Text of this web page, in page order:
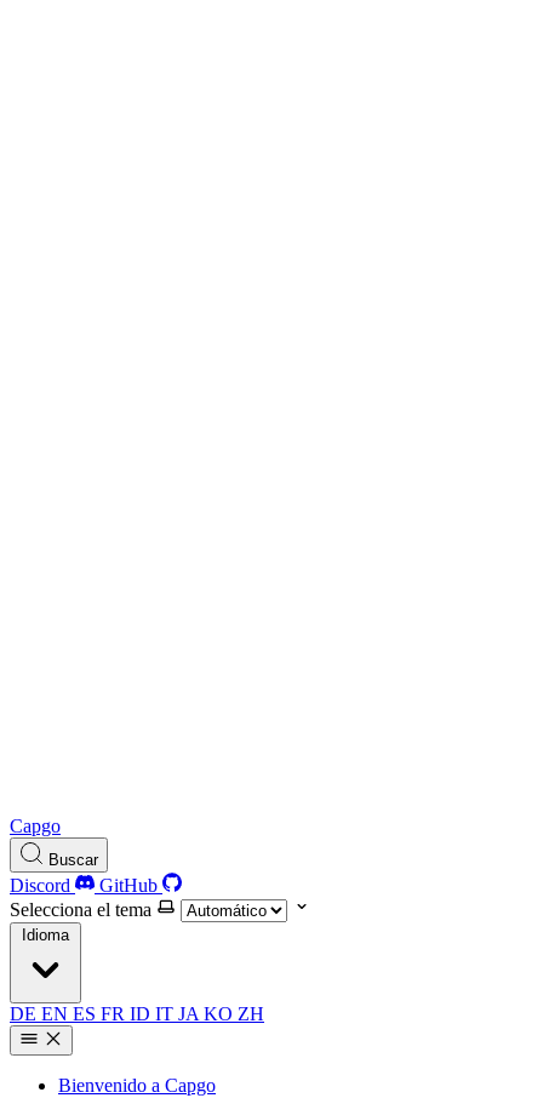
Capgo
Buscar
Discord
GitHub
Selecciona el tema
Idioma
DE EN ES FR ID IT JA KO ZH
Bienvenido a Capgo